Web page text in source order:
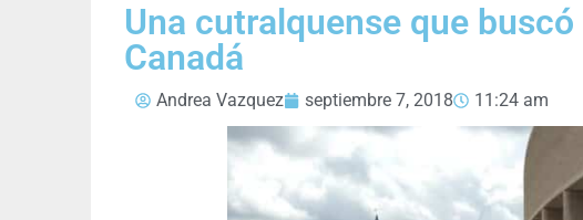
Una cutralquense que
Canadá
Andrea Vazquez septiembre 7, 2018 11:24 am